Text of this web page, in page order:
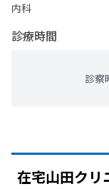
内科
診療時間
診察
在宅山田クリ